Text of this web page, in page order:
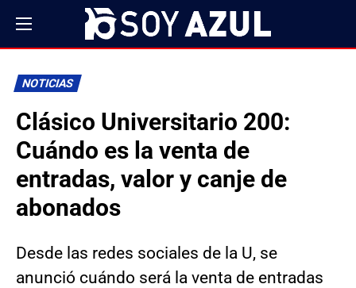
NOTICIAS
Clásico Universitario 200:
Cuándo es la venta de
entradas, valor y canje de
abonados
Desde las redes sociales de la U, se
anunció cuándo será la venta de entradas